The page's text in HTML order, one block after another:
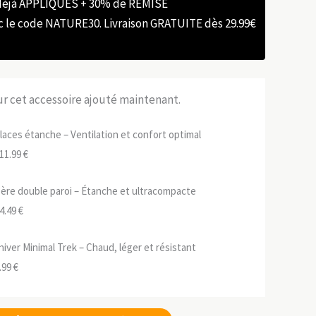
APPLIQUÉS + 30% de REMISE
le code NATURE30. Livraison GRATUITE dès 29.99€
cet accessoire ajouté maintenant.
étanche – Ventilation et confort optimal
:
€Le
actuel
double paroi – Étanche et ultracompacte
:
€Le
actuel
Minimal Trek – Chaud, léger et résistant
€Le
actuel